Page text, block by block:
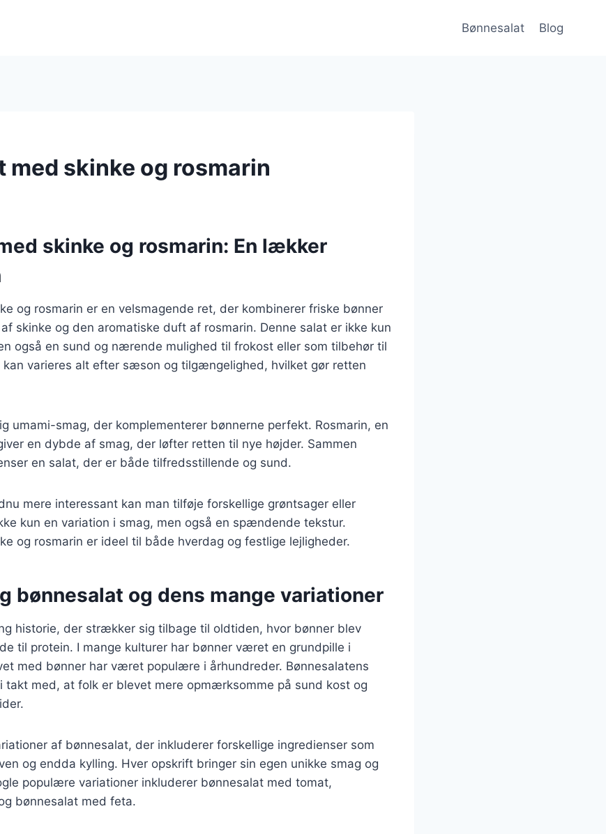
Bønnesalat Blog
med skinke og rosmarin
skinke og rosmarin: En lækker
og rosmarin er en velsmagende ret, der kombinerer friske bønner
skinke og den aromatiske duft af rosmarin. Denne salat er ikke kun
også en sund og nærende mulighed til frokost eller som tilbehør til
kan varieres alt efter sæson og tilgængelighed, hvilket gør retten
umami-smag, der komplementerer bønnerne perfekt. Rosmarin, en
en dybde af smag, der løfter retten til nye højder. Sammen
en salat, der er både tilfredsstillende og sund.
mere interessant kan man tilføje forskellige grøntsager eller
kun en variation i smag, men også en spændende tekstur.
og rosmarin er ideel til både hverdag og festlige lejligheder.
bønnesalat og dens mange variationer
historie, der strækker sig tilbage til oldtiden, hvor bønner blev
til protein. I mange kulturer har bønner været en grundpille i
med bønner har været populære i århundreder. Bønnesalatens
takt med, at folk er blevet mere opmærksomme på sund kost og
af bønnesalat, der inkluderer forskellige ingredienser som
og endda kylling. Hver opskrift bringer sin egen unikke smag og
populære variationer inkluderer bønnesalat med tomat,
bønnesalat med feta.